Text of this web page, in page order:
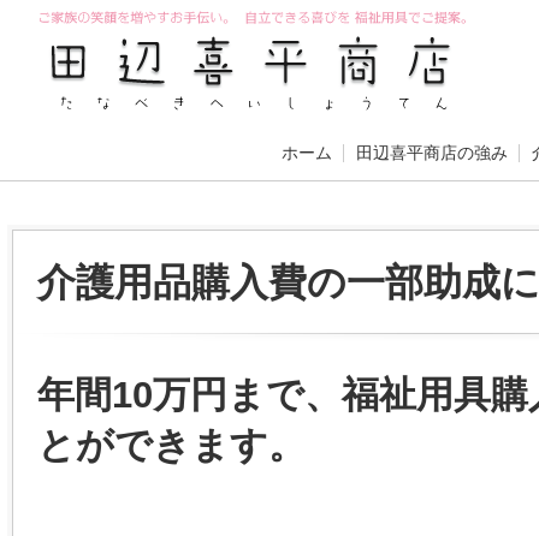
ホーム 田辺喜平商店の強み
介護用品購入費の一部助成
年間10万円まで、福祉用具
とができます。